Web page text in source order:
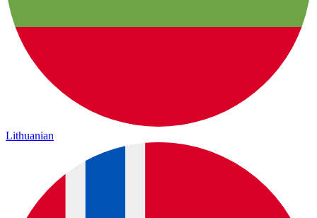
Lithuanian